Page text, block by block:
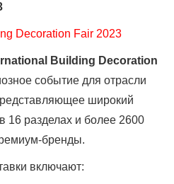
Decoration Fair 2023
Building Decoration
событие для отрасли
широкий
16 разделах и более 2600
бренды.
включают: